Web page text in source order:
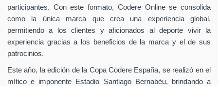
participantes. Con este formato, Codere Online se consolida
como la única marca que crea una experiencia global,
permitiendo a los clientes y aficionados al deporte vivir la
experiencia gracias a los beneficios de la marca y el de sus
patrocinios.
Este año, la edición de la Copa Codere España, se realizó en el
mítico e imponente Estadio Santiago Bernabéu, brindando a